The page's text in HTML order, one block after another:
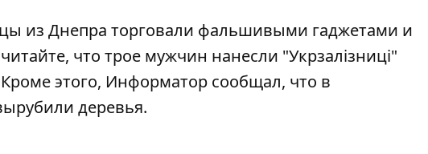
из Днепра торговали фальшивыми гаджетами и
что трое мужчин нанесли "Укрзалізниці"
этого, Информатор сообщал, что в
деревья.